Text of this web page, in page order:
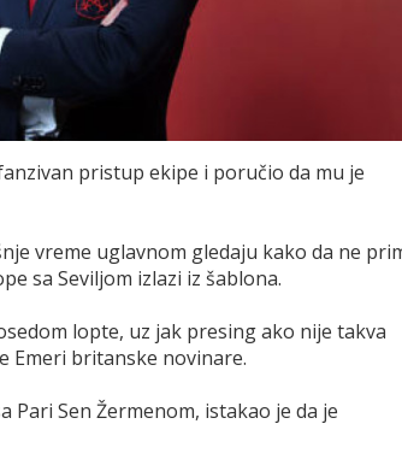
pristup ekipe i poručio da mu je
vreme uglavnom gledaju kako da ne
sa Seviljom izlazi iz šablona.
lopte, uz jak presing ako nije takva
Emeri britanske novinare.
Pari Sen Žermenom, istakao je da je